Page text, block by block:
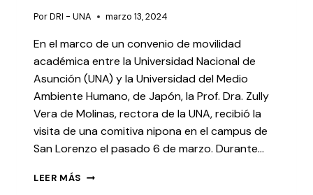
PorDRI - UNA marzo 13, 2024
En el marco de un convenio de movilidad
académica entre la Universidad Nacional de
Asunción (UNA) y la Universidad del Medio
Ambiente Humano, de Japón, la Prof. Dra. Zully
Vera de Molinas, rectora de la UNA, recibió la
visita de una comitiva nipona en el campus de
San Lorenzo el pasado 6 de marzo. Durante…
LEER MÁS